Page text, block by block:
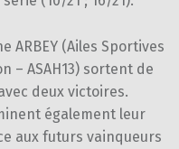
ARBEY (Ailes Sportives
– ASAH13) sortent de
deux victoires.
également leur
aux futurs vainqueurs